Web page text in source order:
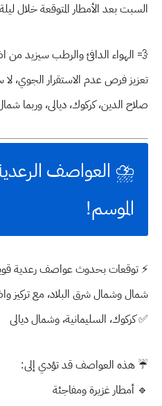
السبت بعد الأمطار المتوقعة خلال
💨 الهواء الدافئ والرطب سيزيد من
تعزيز فرصعدم الاستقرار الجوي،
صلاح الدين، كركوك، ديالى، وربما
⛈️ العواصف
الموسم!
⚡ توقعات بحدوث عواصف رعدية
شمال وشمال شرق البلاد، مع تركيز
✅كركوك، السليمانية، وشمال ديالى
☔ هذه العواصف قد تؤدي إلى:
🔹 أمطار غزيرة ومفاجئة